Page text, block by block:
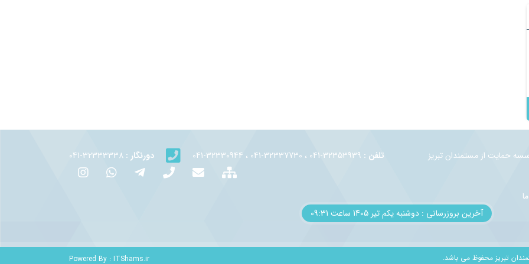
حمايت از مستمندان تبريز تلفن : 32353939-041 ، 32337730-041 ، 32330944-041 دورنگار : 32333338-041
آخرین بروزرسانی : دوشنبه یکم تير 1405 ساعت 09:31
Powered By : ITShams.ir